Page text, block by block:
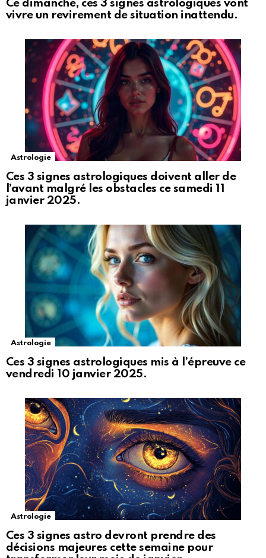
Ce dimanche, ces 3 signes astrologiques vont
vivre un revirement de situation inattendu.
Astrologie
Ces 3 signes astrologiques doivent aller de
l’avant malgré les obstacles ce samedi 11
janvier 2025.
Astrologie
Ces 3 signes astrologiques mis à l’épreuve ce
vendredi 10 janvier 2025.
Astrologie
Ces 3 signes astro devront prendre des
décisions majeures cette semaine pour